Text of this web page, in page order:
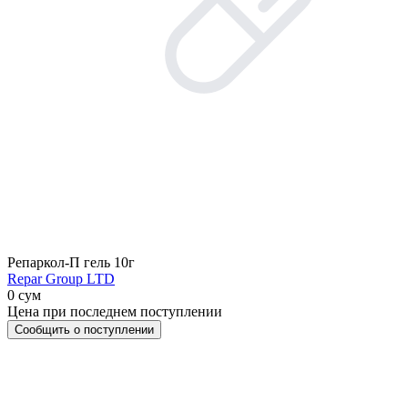
Репаркол-П гель 10г
Repar Group LTD
0 сум
Цена при последнем поступлении
Сообщить о поступлении